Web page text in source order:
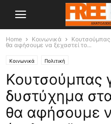
Home Κοινωνικά
Κουτσούμπας
θα αφήσουμε να ξεχαστεί το...
Κοινωνικά Πολιτική
Κουτσούμπας
δυστύχημα
θα αφήσουμε